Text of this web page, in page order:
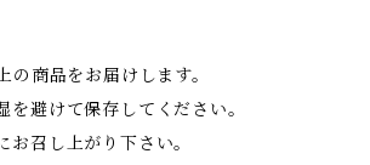
の商品をお届けします。
を避けて保存してください。
召し上がり下さい。